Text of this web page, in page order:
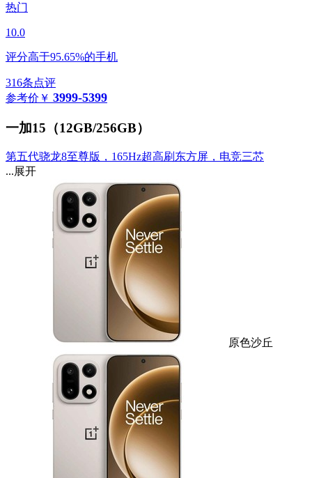
热门
10.0
评分高于95.65%的手机
316条点评
参考价 ￥ 3999-5399
一加15（12GB/256GB）
第五代骁龙8至尊版，165Hz超高刷东方屏，电竞三芯
...展开
原色沙丘